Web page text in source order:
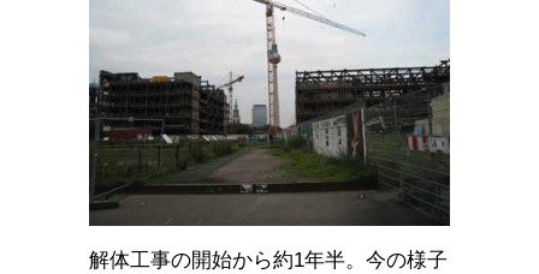
解体工事の開始から約1年半。今の様子